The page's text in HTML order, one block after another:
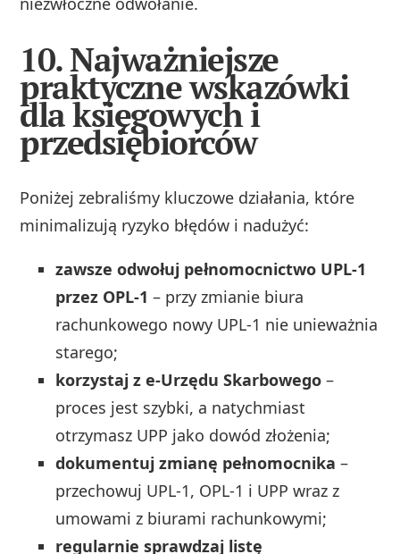
10. Najważniejsze
praktyczne wskazówki
dla księgowych i
przedsiębiorców
Poniżej zebraliśmy kluczowe działania, które
minimalizują ryzyko błędów i nadużyć:
zawsze odwołuj pełnomocnictwo UPL‑1
przez OPL‑1 – przy zmianie biura
rachunkowego nowy UPL‑1 nie unieważnia
starego;
korzystaj z e‑Urzędu Skarbowego –
proces jest szybki, a natychmiast
otrzymasz UPP jako dowód złożenia;
dokumentuj zmianę pełnomocnika –
przechowuj UPL‑1, OPL‑1 i UPP wraz z
umowami z biurami rachunkowymi;
regularnie sprawdzaj listę